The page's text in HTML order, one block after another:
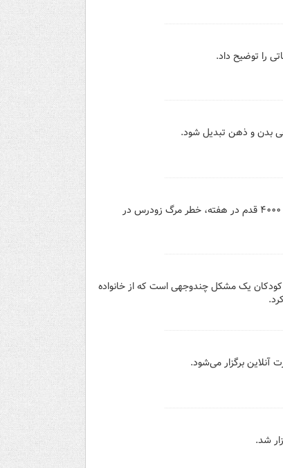
را توضیح داد.
بدن و ذهن تبدیل شود.
یک مطالعه‌ تازه در دانشگاه هاروارد نشان داده است که پیاده‌روی کوتاه، تنها ۴۰۰۰ قدم در هفته، خطر مرگ زودرس در
کودکان یک مشکل چندوجهی است که از خانواده
شد.